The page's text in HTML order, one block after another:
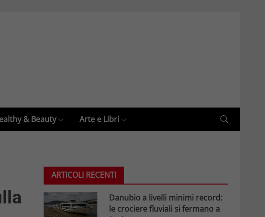
& Beauty Arte e Libri
ARTICOLI RECENTI
Danubio a livelli minimi record:
le crociere fluviali si fermano a